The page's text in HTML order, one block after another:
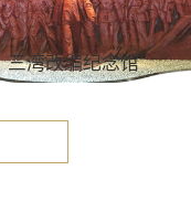
三湾改编纪念馆